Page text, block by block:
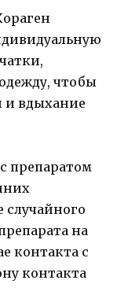
чтобы
и вдыхание
препаратом
на
контакта с
контакта